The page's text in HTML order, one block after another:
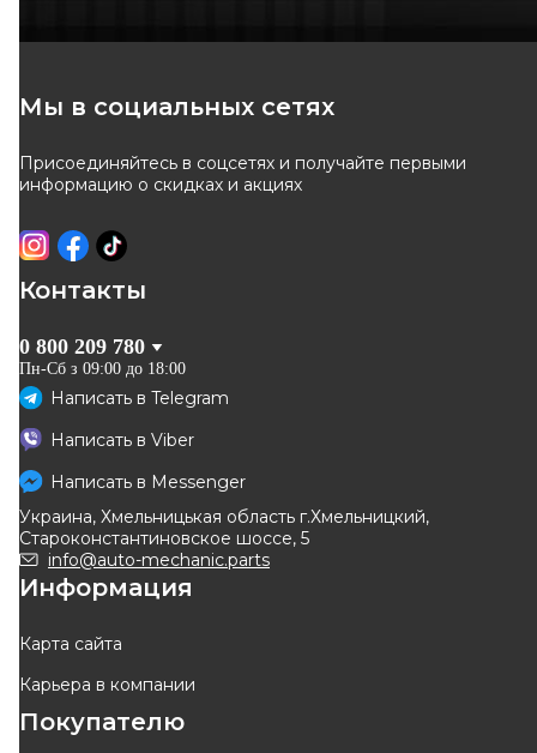
Мы в социальных сетях
Присоединяйтесь в соцсетях и получайте первыми
информацию о скидках и акциях
Контакты
0 800 209 780
Пн-Сб з 09:00 до 18:00
Написать в Telegram
Написать в Viber
Написать в Messenger
Украина, Хмельницькая область г.Хмельницкий,
Староконстантиновское шоссе, 5
info@auto-mechanic.parts
Информация
Карта сайта
Карьера в компании
Покупателю